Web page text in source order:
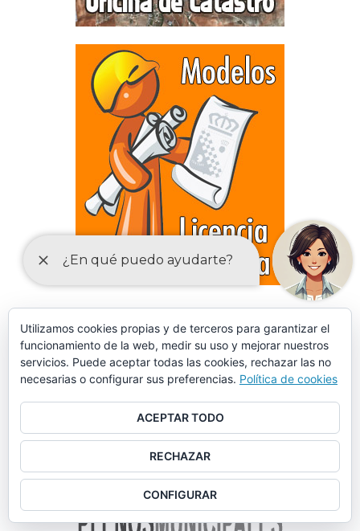
DECLARACIONES RESPONSABLES Y COMUNICACIONES
PREVIAS PARA EL EJERCICIO DE ACTIVIDADES
Utilizamos cookies propias y de terceros para garantizar el
funcionamiento de la web, medir su uso y mejorar nuestros
servicios. Puede aceptar todas las cookies, rechazar las no
necesarias o configurar sus preferencias. Política de cookies
ACEPTAR TODO
RECHAZAR
CONFIGURAR